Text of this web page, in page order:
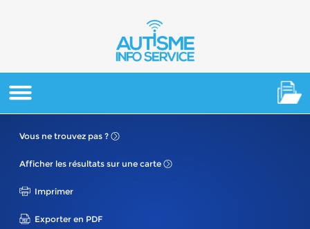
Vous ne trouvez pas ?
Afficher les résultats sur une carte
Imprimer
Exporter en PDF